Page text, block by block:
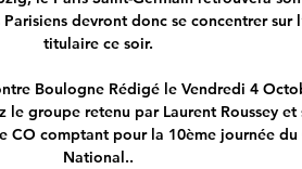
devront donc se concentrer sur
titulaire ce soir.
Boulogne Rédigé le Vendredi 4
le groupe retenu par Laurent Roussey
CO comptant pour la 10ème journée
National..